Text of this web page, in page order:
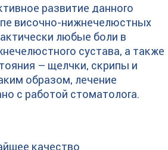
развитие данного
височно-нижнечелюстных
любые боли в
сустава, а также
– щелчки, скрипы и
образом, лечение
с работой стоматолога.
качество